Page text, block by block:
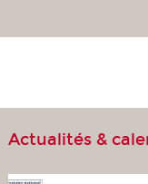
Actualités &